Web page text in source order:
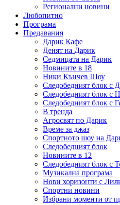
Регионални новини
Любопитно
Програма
Предавания
Дарик Кафе
Денят на Дарик
Седмицата на Дарик
Новините в 18
Ники Кънчев Шоу
Следобедният блок с
Следобедният блок с
Следобедният блок с
В тренда
Агросвят по Дарик
Време за джаз
Спортното шоу на
Следобедният блок
Новините в 12
Следобедният блок с
Музикална програма
Нови хоризонти с
Спортни новини
Избрани моменти от